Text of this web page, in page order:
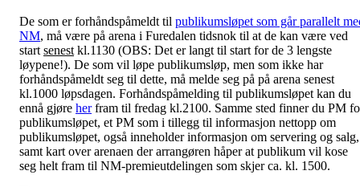
De som er forhåndspåmeldt til publikumsløpet som går parallelt
NM, må være på arena i Furedalen tidsnok til at de kan være ved
start senest kl.1130 (OBS: Det er langt til start for de 3 lengste
løypene!). De som vil løpe publikumsløp, men som ikke har
forhåndspåmeldt seg til dette, må melde seg på på arena senest
kl.1000 løpsdagen. Forhåndspåmelding til publikumsløpet kan du
ennå gjøre herfram til fredag kl.2100. Samme sted finner du PM
publikumsløpet, et PM som i tillegg til informasjon nettopp om
publikumsløpet, også inneholder informasjon om servering og salg,
samt kart over arenaen der arrangøren håper at publikum vil kose
seg helt fram til NM-premieutdelingen som skjer ca. kl. 1500.